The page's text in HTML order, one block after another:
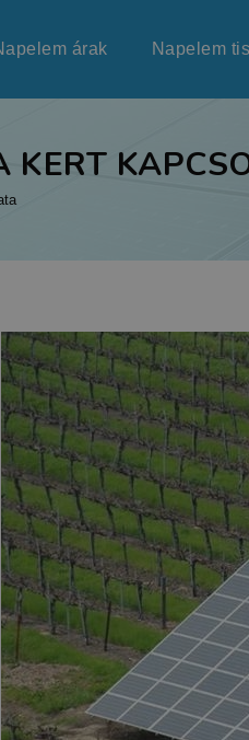
árak Napelem
KERT